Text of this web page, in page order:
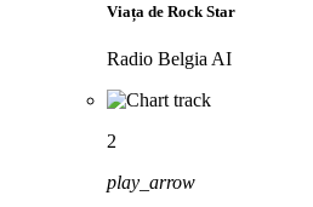
Viața de Rock Star
Radio Belgia AI
2
play_arrow